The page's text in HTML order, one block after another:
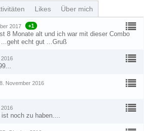
Likes Über mich
2017 +1
8 Monate alt und ich war mit dieser Combo
echt gut ...Gruß
8. November 2016
noch zu haben....